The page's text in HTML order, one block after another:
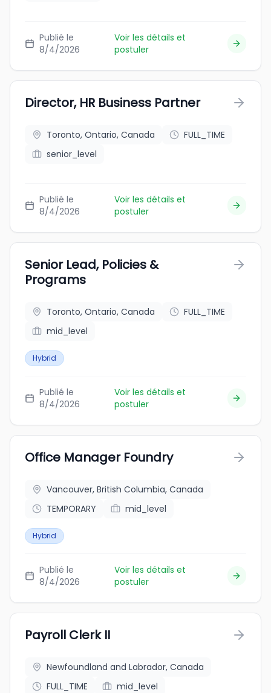
Publié le
8/4/2026
Voir les détails et
postuler
Director, HR Business Partner
Toronto, Ontario, Canada
FULL_TIME
senior_level
Publié le
8/4/2026
Voir les détails et
postuler
Senior Lead, Policies &
Programs
Toronto, Ontario, Canada
FULL_TIME
mid_level
Hybrid
Publié le
8/4/2026
Voir les détails et
postuler
Office Manager Foundry
Vancouver, British Columbia, Canada
TEMPORARY
mid_level
Hybrid
Publié le
8/4/2026
Voir les détails et
postuler
Payroll Clerk II
Newfoundland and Labrador, Canada
FULL_TIME
mid_level